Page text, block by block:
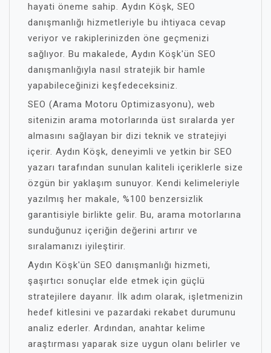
hayati öneme sahip. Aydın Köşk, SEO
danışmanlığı hizmetleriyle bu ihtiyaca cevap
veriyor ve rakiplerinizden öne geçmenizi
sağlıyor. Bu makalede, Aydın Köşk'ün SEO
danışmanlığıyla nasıl stratejik bir hamle
yapabileceğinizi keşfedeceksiniz.
SEO (Arama Motoru Optimizasyonu), web
sitenizin arama motorlarında üst sıralarda yer
almasını sağlayan bir dizi teknik ve stratejiyi
içerir. Aydın Köşk, deneyimli ve yetkin bir SEO
yazarı tarafından sunulan kaliteli içeriklerle size
özgün bir yaklaşım sunuyor. Kendi kelimeleriyle
yazılmış her makale, %100 benzersizlik
garantisiyle birlikte gelir. Bu, arama motorlarına
sunduğunuz içeriğin değerini artırır ve
sıralamanızı iyileştirir.
Aydın Köşk'ün SEO danışmanlığı hizmeti,
şaşırtıcı sonuçlar elde etmek için güçlü
stratejilere dayanır. İlk adım olarak, işletmenizin
hedef kitlesini ve pazardaki rekabet durumunu
analiz ederler. Ardından, anahtar kelime
araştırması yaparak size uygun olanı belirler ve